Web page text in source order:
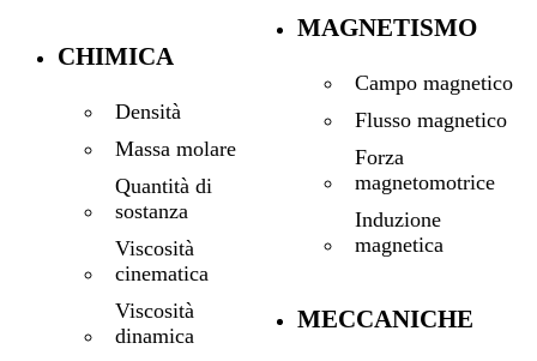
CHIMICA
Densità
Massa molare
Quantità di
sostanza
Viscosità
cinematica
Viscosità
dinamica
MAGNETISMO
Campo magnetico
Flusso magnetico
Forza
magnetomotrice
Induzione
magnetica
MECCANICHE